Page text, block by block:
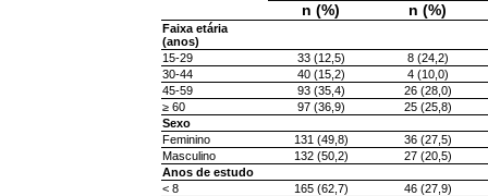
n (%) n (%)
Faixa etária
(anos)
15-29
33 (12,5)
8 (24,2)
30-44
40 (15,2)
4 (10,0)
45-59
93 (35,4)
26 (28,0)
≥ 60
97 (36,9)
25 (25,8)
Sexo
Feminino
131 (49,8)
36 (27,5)
Masculino
132 (50,2)
27 (20,5)
Anos de estudo
< 8
165 (62,7)
46 (27,9)